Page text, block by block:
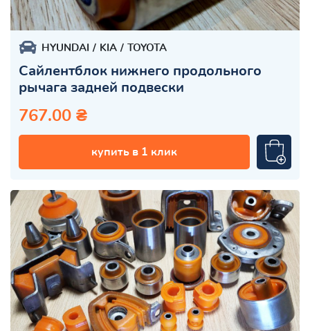
HYUNDAI KIA TOYOTA
Сайлентблок нижнего продольного
рычага задней подвески
767.00 ₴
купить в 1 клик